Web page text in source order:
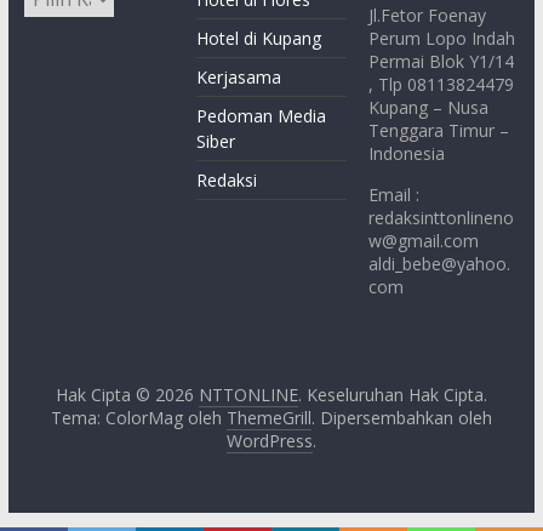
Hotel di Kupang
Kerjasama
Pedoman Media
Siber
Redaksi
Jl.Fetor Foenay
Perum Lopo Indah
Permai Blok Y1/14
, Tlp 08113824479
Kupang – Nusa
Tenggara Timur –
Indonesia
Email :
redaksinttonlineno
w@gmail.com
aldi_bebe@yahoo.
com
Hak Cipta © 2026 NTTONLINE. Keseluruhan Hak Cipta.
Tema: ColorMag oleh ThemeGrill. Dipersembahkan oleh
WordPress.